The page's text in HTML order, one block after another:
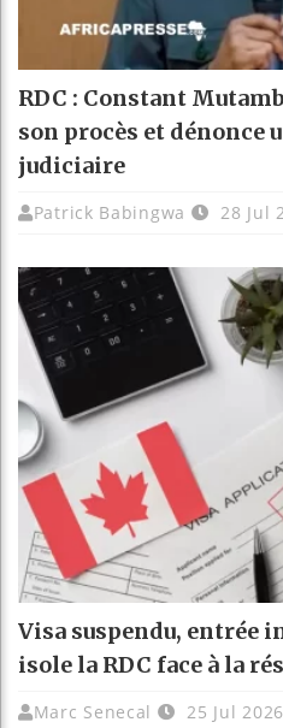
RDC : Constant
son procès et dénonce
judiciaire
Patrick Babingwa 28 Jul
Visa suspendu, entrée
isole la RDC face à la
Marc Senecal 25 Jul 2026